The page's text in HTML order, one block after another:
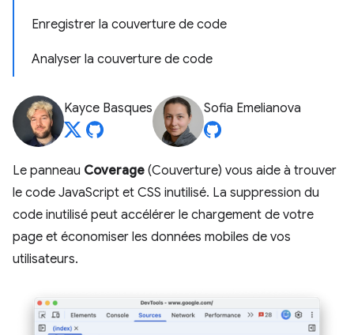
Enregistrer la couverture de code
Analyser la couverture de code
Kayce Basques Sofia Emelianova
Le panneau Coverage (Couverture) vous aide à trouver
le code JavaScript et CSS inutilisé. La suppression du
code inutilisé peut accélérer le chargement de votre
page et économiser les données mobiles de vos
utilisateurs.